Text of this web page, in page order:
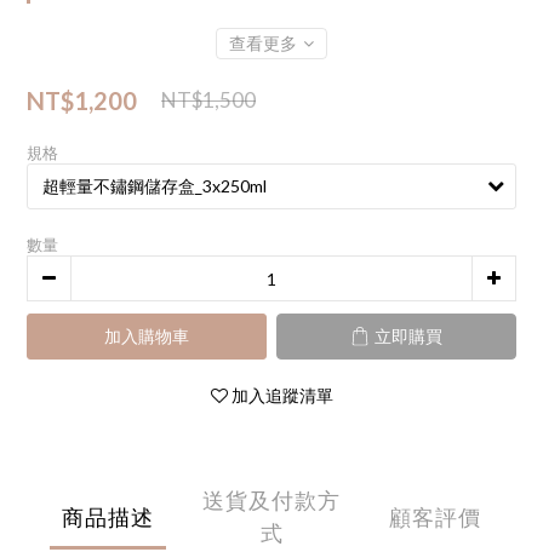
查看更多
NT$1,200 NT$1,500
規格
數量
加入購物車 立即購買
加入追蹤清單
商品描述
送貨及付款方
式
顧客評價